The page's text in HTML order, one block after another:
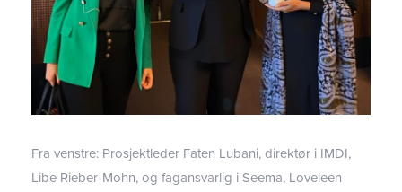
Fra venstre: Prosjektleder Faten Lubani, direktør i IMDI, ​​
Libe Rieber-Mohn, og fagansvarlig i Seema, Loveleen